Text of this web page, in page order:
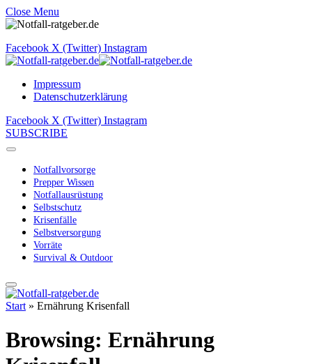
Close Menu
Facebook X (Twitter) Instagram
Impressum
Datenschutzerklärung
Facebook X (Twitter) Instagram
SUBSCRIBE
Notfallvorsorge
Prepper Wissen
Notfallausrüstung
Selbstschutz
Krisenfälle
Selbstversorgung
Vorräte
Survival & Outdoor
Start » Ernährung Krisenfall
Browsing: Ernährung